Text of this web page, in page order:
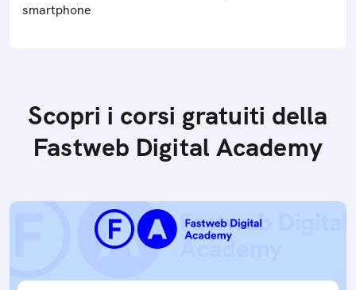
smartphone
Scopri i corsi gratuiti della
Fastweb Digital Academy